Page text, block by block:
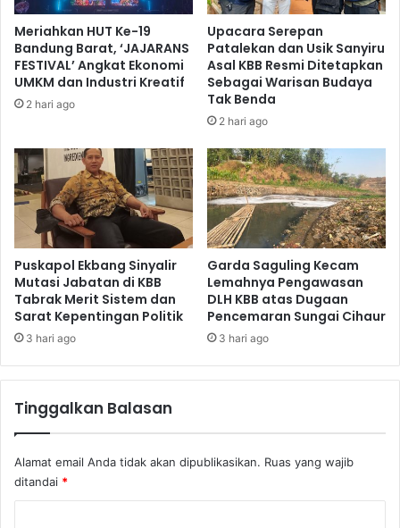
Meriahkan HUT Ke-19
Bandung Barat, ‘JAJARANS
FESTIVAL’ Angkat Ekonomi
UMKM dan Industri Kreatif
2 hari ago
Upacara Serepan
Patalekan dan Usik Sanyiru
Asal KBB Resmi Ditetapkan
Sebagai Warisan Budaya
Tak Benda
2 hari ago
Puskapol Ekbang Sinyalir
Mutasi Jabatan di KBB
Tabrak Merit Sistem dan
Sarat Kepentingan Politik
3 hari ago
Garda Saguling Kecam
Lemahnya Pengawasan
DLH KBB atas Dugaan
Pencemaran Sungai Cihaur
3 hari ago
Tinggalkan Balasan
Alamat email Anda tidak akan dipublikasikan. Ruas yang wajib
ditandai *